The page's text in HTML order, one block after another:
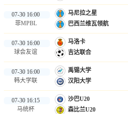
07-30 16:00
菲MPBL
马尼拉之星
巴西兰维瓦领航
07-30 16:00
球会友谊
马洛卡
吉达联合
07-30 16:00
韩大学联
禹锡大学
汉阳大学
07-30 16:15
马统杯
沙巴U20
森比兰U20